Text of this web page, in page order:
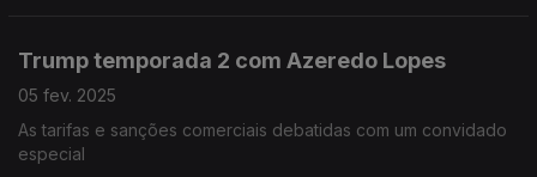
Trump temporada 2 com Azeredo Lopes
05 fev. 2025
As tarifas e sanções comerciais debatidas com um convidado
especial